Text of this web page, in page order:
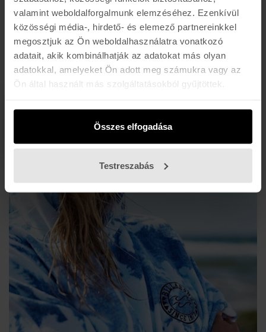
valamint weboldalforgalmunk elemzéséhez. Ezenkívül
közösségi média-, hirdető- és elemező partnereinkkel
megosztjuk az Ön weboldalhasználatra vonatkozó
adatait, akik kombinálhatják az adatokat más olyan
adatokkal, amelyeket Ön adott meg számukra vagy az
Ön által használt más szolgáltatásokból gyűjtöttek.
Összes elfogadása
Testreszabás
Billabong hátizsákok
Szörfös funkcionalítás